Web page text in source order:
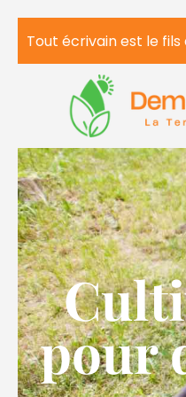
Tout écrivain est le
pour